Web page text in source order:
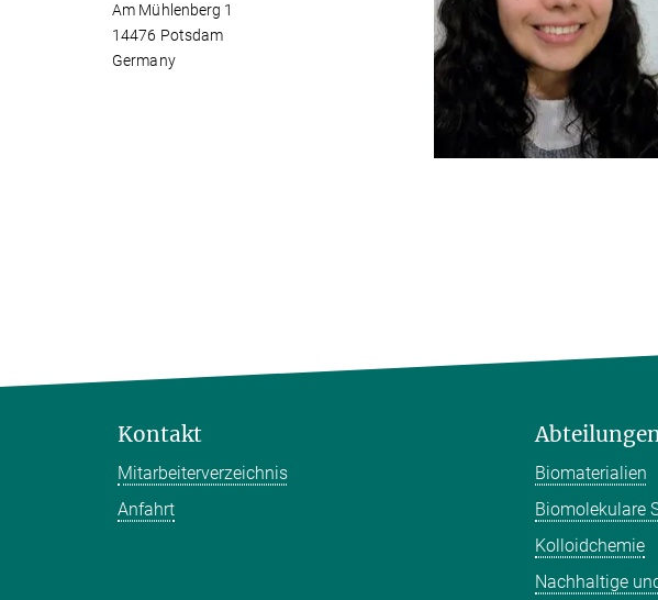
Am Mühlenberg 1
14476 Potsdam
Germany
Kontakt
Mitarbeiterverzeichnis
Anfahrt
Abteilungen
Biomaterialien
Biomolekulare
Kolloidchemie
Nachhaltige